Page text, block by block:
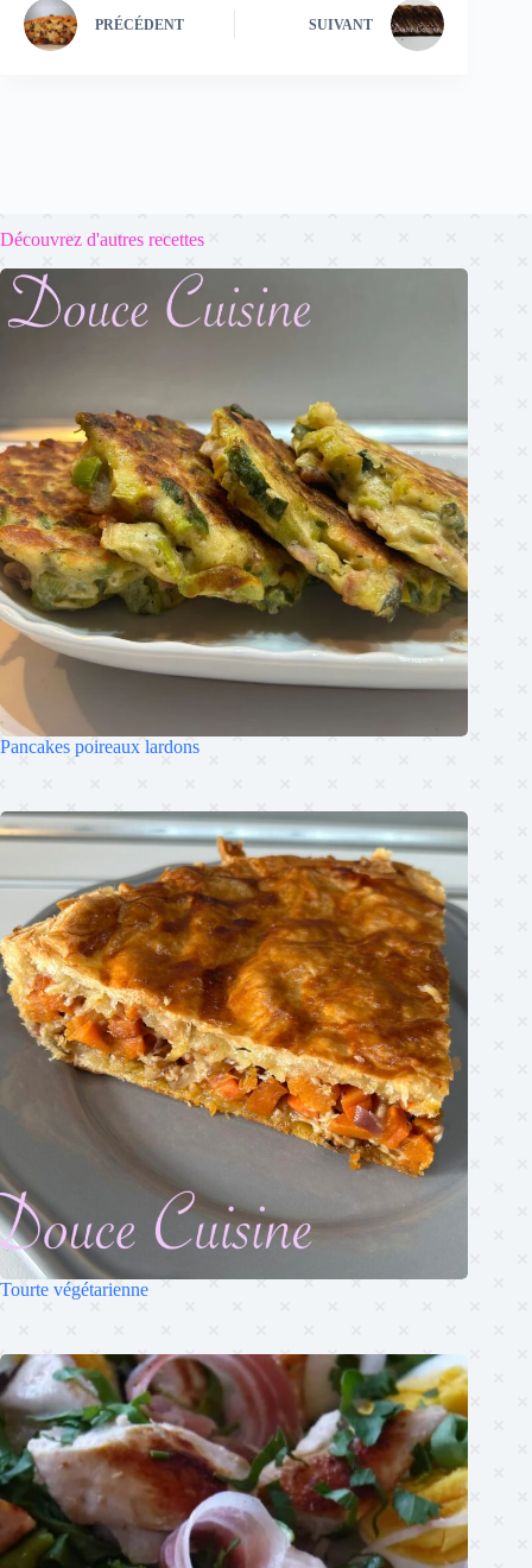
PRÉCÉDENT SUIVANT
Découvrez d'autres recettes
Pancakes poireaux lardons
Tourte végétarienne